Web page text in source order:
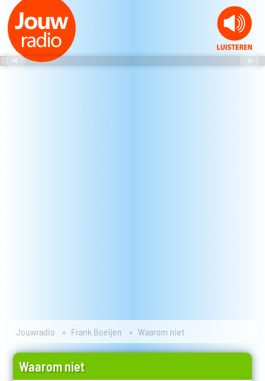
Jouwradio Frank Boeijen Waarom niet
Waarom niet